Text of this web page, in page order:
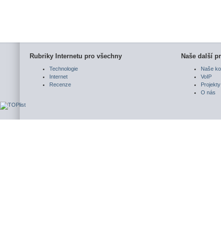
Rubriky Internetu pro všechny
Technologie
Internet
Recenze
Naše další
Naše
VoIP
Projekty
O nás